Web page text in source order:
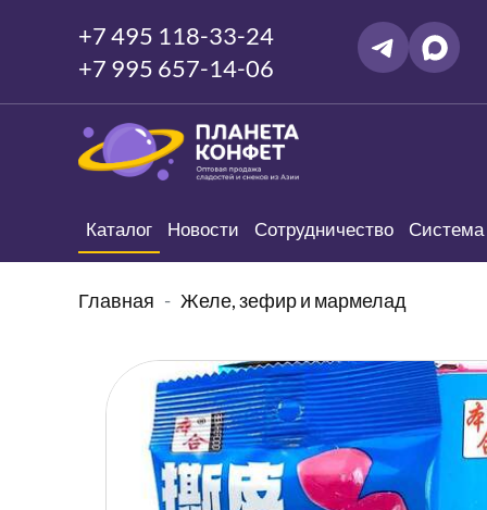
+7 495 118-33-24
+7 995 657-14-06
Каталог Новости Сотрудничество Система
Главная Желе, зефир и мармелад